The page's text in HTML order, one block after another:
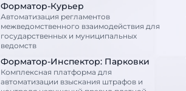
Форматор-Курьер
Автоматизация регламентов
межведомственного взаимодействия для
государственных и муниципальных
ведомств
Форматор-Инспектор: Парковки
Комплексная платформа для
автоматизации взыскания штрафов и